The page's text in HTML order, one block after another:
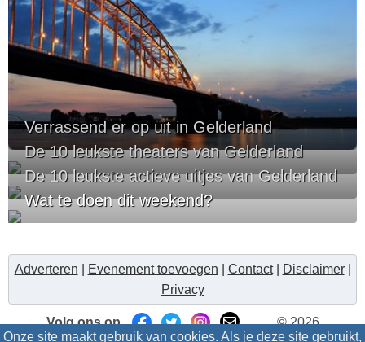
Onze site maakt gebruik van cookies. Als je deze site gebruikt,
Verrassend er op uit in Gelderland
De 10 leukste theaters van Gelderland
De 10 leukste actieve uitjes van Gelderland
Wat te doen dit weekend?
Adverteren Evenement toevoegen Contact| Disclaimer|
Privacy
Volg ons op
© 2026